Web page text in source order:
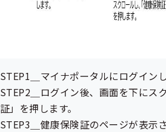
STEP1＿マイナポータルにログインし
STEP2＿ログイン後、画面を下にス
証」を押します。
STEP3＿健康保険証のページが表示